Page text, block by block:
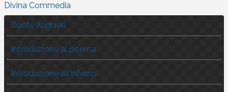
Divina Commedia
Dante Alighieri
Introduzione al poema
Introduzione all’Inferno